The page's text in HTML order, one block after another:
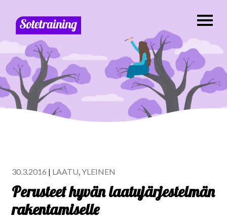
30.3.2016 | LAATU,YLEINEN
Perusteet hyvän laatujärjestelmän
rakentamiselle